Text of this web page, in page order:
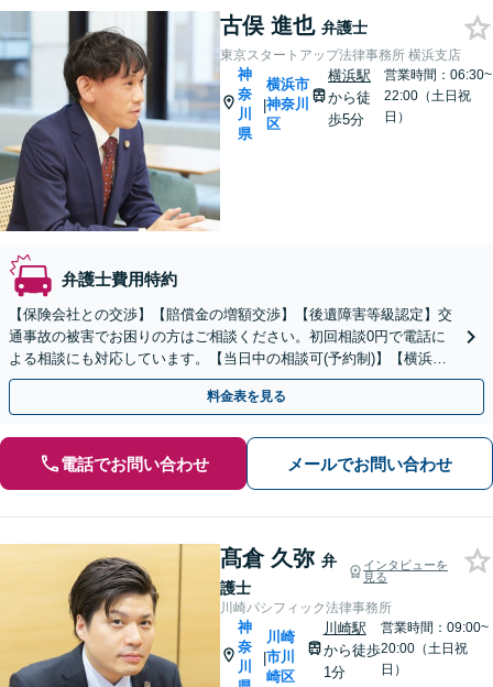
古俣 進也 弁護士
東京スタートアップ法律事務所 横浜支店
神
奈
川
県
|
横浜市
神奈川
区
横浜駅
から徒
歩5分
営業時間：06:30~
22:00（土日祝
日）
弁護士費用特約
【保険会社との交渉】【賠償金の増額交渉】【後遺障害等級認定】交
通事故の被害でお困りの方はご相談ください。初回相談0円で電話に
よる相談にも対応しています。【当日中の相談可(予約制)】【横浜駅
徒歩6分】
料金表を見る
電話でお問い合わせ メールでお問い合わせ
髙倉 久弥 弁
護士
インタビューを
見る
川崎パシフィック法律事務所
神
奈
川
|
川崎
市川
崎区
川崎駅
から徒歩
1分
営業時間：09:00~
20:00（土日祝
日）